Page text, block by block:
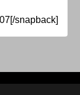
snapback]